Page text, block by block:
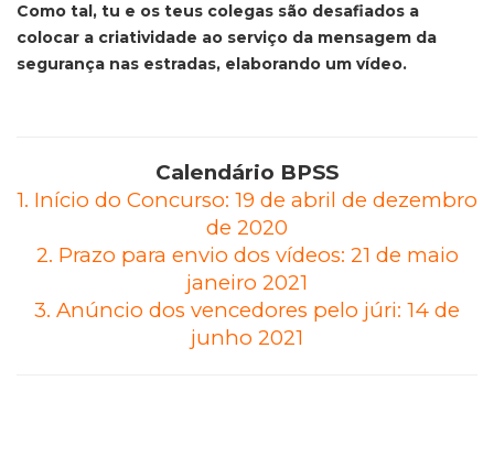
Como tal, tu e os teus colegas são desafiados a
colocar a criatividade ao serviço da mensagem da
segurança nas estradas, elaborando um vídeo.
Calendário BPSS
1. Início do Concurso: 19 de abril de dezembro
de 2020
2. Prazo para envio dos vídeos: 21 de maio
janeiro 2021
3. Anúncio dos vencedores pelo júri: 14 de
junho 2021